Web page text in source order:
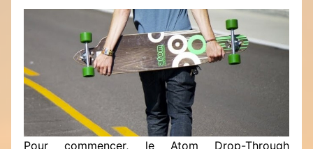
Pour commencer, le Atom Drop-Through